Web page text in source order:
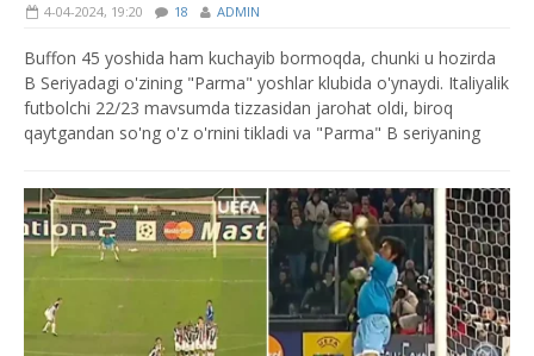
4-04-2024, 19:20 18 ADMIN
Buffon 45 yoshida ham kuchayib bormoqda, chunki u hozirda
B Seriyadagi o'zining "Parma" yoshlar klubida o'ynaydi. Italiyalik
futbolchi 22/23 mavsumda tizzasidan jarohat oldi, biroq
qaytgandan so'ng o'z o'rnini tikladi va "Parma" B seriyaning